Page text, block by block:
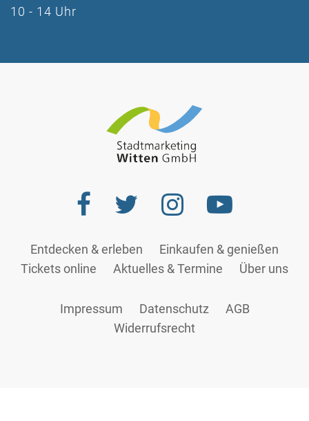
10 - 14 Uhr
Entdecken & erleben
Einkaufen & genießen
Tickets online
Aktuelles & Termine Über uns
Impressum Datenschutz
AGB
Widerrufsrecht